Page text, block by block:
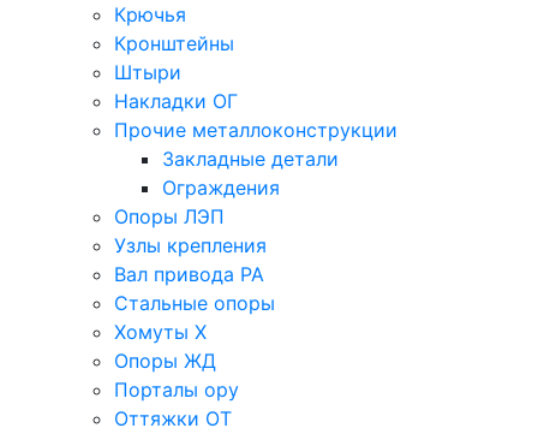
Крючья
Кронштейны
Штыри
Накладки ОГ
Прочие металлоконструкции
Закладные детали
Ограждения
Опоры ЛЭП
Узлы крепления
Вал привода РА
Стальные опоры
Хомуты Х
Опоры ЖД
Порталы ору
Оттяжки ОТ